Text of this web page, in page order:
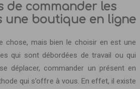
de commander les
une boutique en ligne
chose, mais bien le choisir en est une
qui sont débordées de travail ou qui
déplacer, commander un présent en
qui s’offre à vous. En effet, il existe